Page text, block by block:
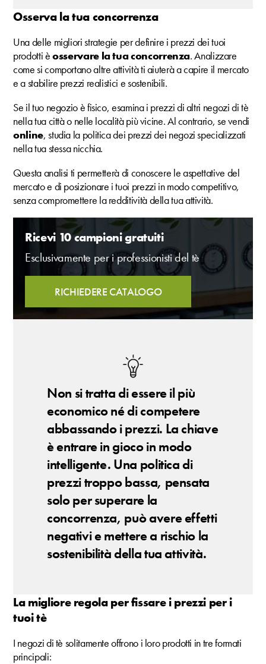
Osserva la tua concorrenza
Una delle migliori strategie per definire i prezzi dei tuoi
prodotti èosservare la tua concorrenza. Analizzare
come si comportano altre attività ti aiuterà a capire il mercato
e a stabilire prezzi realistici e sostenibili.
Se il tuo negozio è fisico, esamina i prezzi di altri negozi di tè
nella tua città o nelle località più vicine. Al contrario, se vendi
online, studia la politica dei prezzi dei negozi specializzati
nella tua stessa nicchia.
Questa analisi ti permetterà di conoscere le aspettative del
mercato e di posizionare i tuoi prezzi in modo competitivo,
senza compromettere la redditività della tua attività.
Ricevi 10 campioni gratuiti
Esclusivamente per i professionisti del tè
RICHIEDERE CATALOGO
Non si tratta di essere il più
economico né di competere
abbassando i prezzi. La chiave
è entrare in gioco in modo
intelligente. Una politica di
prezzi troppo bassa, pensata
solo per superare la
concorrenza, può avere effetti
negativi e mettere a rischio la
sostenibilità della tua attività.
La migliore regola per fissare i prezzi per i
tuoi tè
I negozi di tè solitamente offrono i loro prodotti in tre formati
principali: